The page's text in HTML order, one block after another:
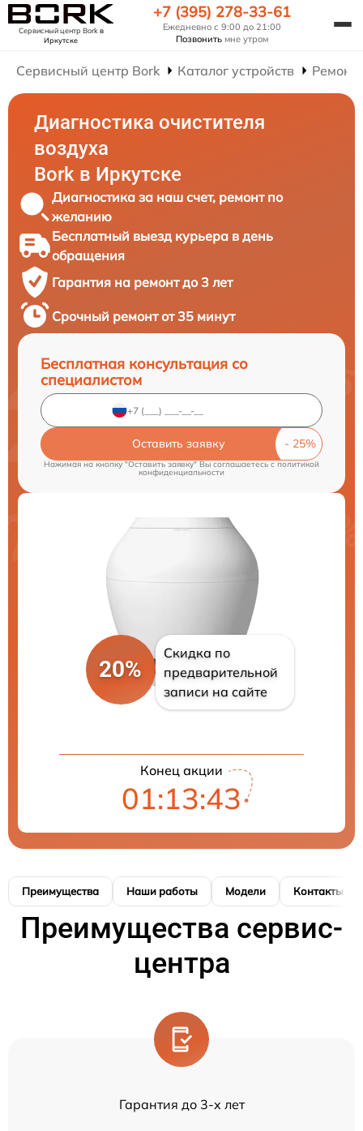
Сервисный центр Borkв
Иркутске
+7 (395) 278-33-61
Ежедневно с 9:00 до 21:00
Позвонить мне утром
Сервисный центр Bork Каталог устройств Ремонт
Диагностика очистителя
воздуха
Bork в Иркутске
Диагностика за наш счет, ремонт по
желанию
Бесплатный выезд курьера в день
обращения
Гарантия на ремонт до 3 лет
Срочный ремонт от 35 минут
Бесплатная консультация со
специалистом
Оставить заявку
Нажимая на кнопку "Оставить заявку" Вы соглашаетесь cполитикой
конфиденциальности
20%
Скидка по
предварительной
записи на сайте
Конец акции
01:13:42
Преимущества Наши работы Модели Контакты
Преимущества сервис-
центра
Гарантия до 3-х лет